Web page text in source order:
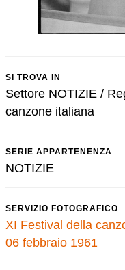
SI TROVA IN
Settore NOTIZIE /
canzone italiana
SERIE APPARTENENZA
NOTIZIE
SERVIZIO FOTOGRAFICO
XI Festival della
06 febbraio 1961